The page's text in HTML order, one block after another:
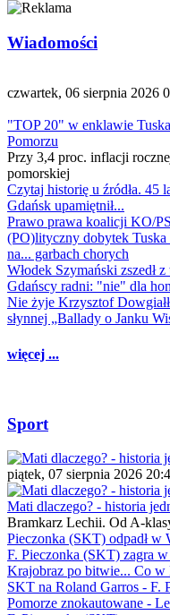
Wiadomości
czwartek, 06 sierpnia 2026
"TOP 20" w enklawie
Pomorzu
Przy 3,4 proc. inflacji
pomorskiej
Czytaj historię u źródła. 45
Gdańsk upamiętnił...
Prawo prawa koalicji KO/
(PO)lityczny dobytek
na... garbach chorych
Włodek Szymański zszedł z
Gdańscy radni: "nie" dla
Nie żyje Krzysztof
słynnej „Ballady o Janku
więcej ...
Sport
piątek, 07 sierpnia 2026
Mati dlaczego? - historia
Bramkarz Lechii. Od A-
Pieczonka (SKT) odpadł w
F. Pieczonka (SKT) zagra
Krajobraz po bitwie... Co w
SKT na Roland Garros - F.
Pomorze znokautowane -